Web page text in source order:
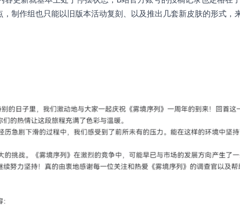
制作组也只能以旧版本活动复刻、以及推出几套新皮肤的形式，